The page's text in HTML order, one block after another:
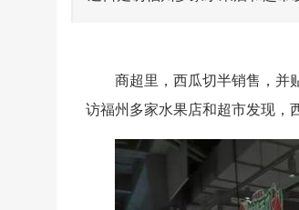
商超里，西瓜切半销售，并
访福州多家水果店和超市发现，